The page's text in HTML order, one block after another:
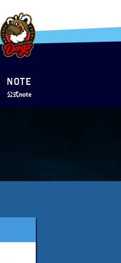
note
公式note